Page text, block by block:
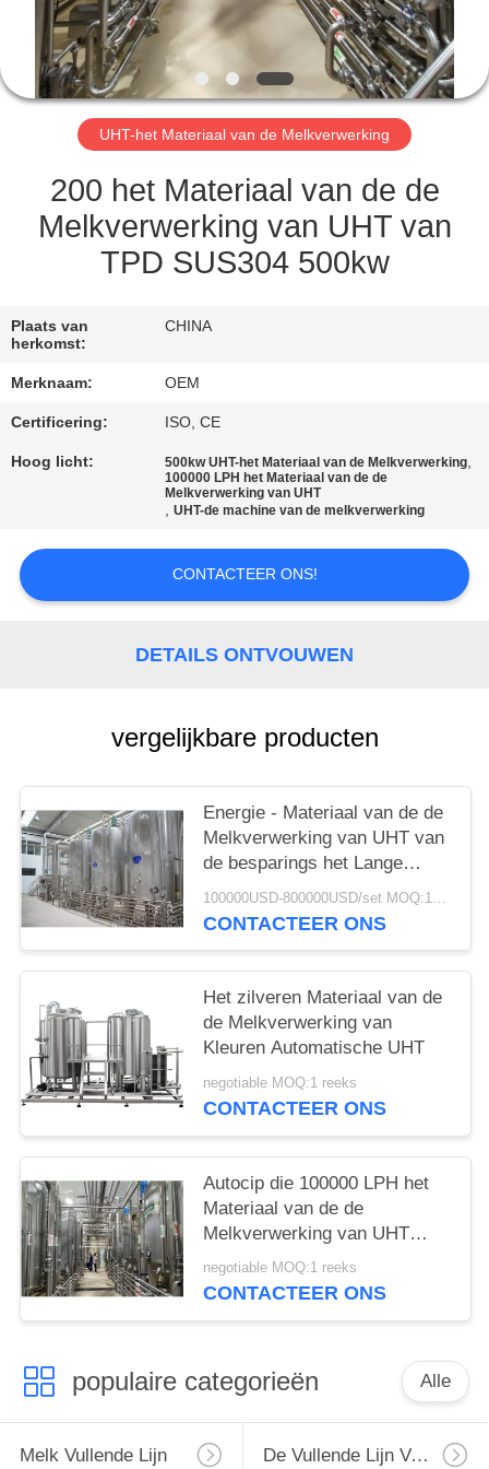
ONS
VERZOEK
EEN
CITAAT
PRIVACY
POLICY
UHT-het Materiaal van de Melkverwerking
200 het Materiaal van de de
Melkverwerking van UHT van
TPD SUS304 500kw
Plaats van
herkomst:
CHINA
Merknaam: OEM
Certificering: ISO, CE
Hoog licht: 500kw UHT-het Materiaal van de Melkverwerking,
100000 LPH het Materiaal van de de
Melkverwerking van UHT
,UHT-de machine van de melkverwerking
CONTACTEER ONS!
DETAILS ONTVOUWEN
vergelijkbare producten
Energie - Materiaal van de de
Melkverwerking van UHT van
de besparings het Lange
Houdbaarheid
CONTACTEER ONS
Het zilveren Materiaal van de
de Melkverwerking van
Kleuren Automatische UHT
negotiable MOQ:1 reeks
CONTACTEER ONS
Autocip die 100000 LPH het
Materiaal van de de
Melkverwerking van UHT
schoonmaakt
negotiable MOQ:1 reeks
CONTACTEER ONS
populaire categorieën Alle
Melk Vullende Lijn De Vullende Lijn Van De Monoblockmelk